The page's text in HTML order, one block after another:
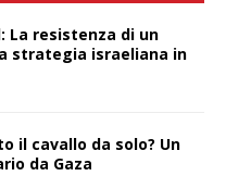
La resistenza di un
strategia israeliana in
il cavallo da solo? Un
da Gaza